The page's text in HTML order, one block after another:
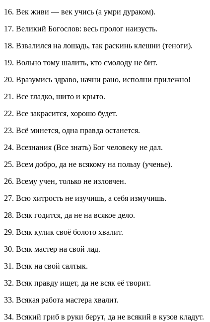
16. Век живи — век учись (а умри дураком).
17. Великий Богослов: весь пролог наизусть.
18. Взвалился на лошадь, так раскинь клешни (теноги).
19. Вольно тому шалить, кто смолоду не бит.
20. Вразумись здраво, начни рано, исполни прилежно!
21. Все гладко, шито и крыто.
22. Все закрасится, хорошо будет.
23. Всё минется, одна правда останется.
24. Всезнания (Все знать) Бог человеку не дал.
25. Всем добро, да не всякому на пользу (ученье).
26. Всему учен, только не изловчен.
27. Всю хитрость не изучишь, а себя измучишь.
28. Всяк годится, да не на всякое дело.
29. Всяк кулик своё болото хвалит.
30. Всяк мастер на свой лад.
31. Всяк на свой салтык.
32. Всяк правду ищет, да не всяк её творит.
33. Всякая работа мастера хвалит.
34. Всякий гриб в руки берут, да не всякий в кузов кладут.